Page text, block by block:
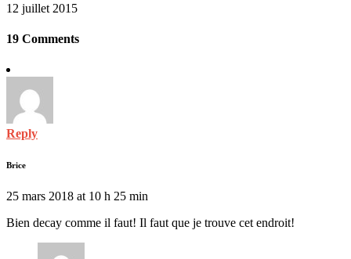
12 juillet 2015
19 Comments
Reply
Brice
25 mars 2018 at 10 h 25 min
Bien decay comme il faut! Il faut que je trouve cet endroit!